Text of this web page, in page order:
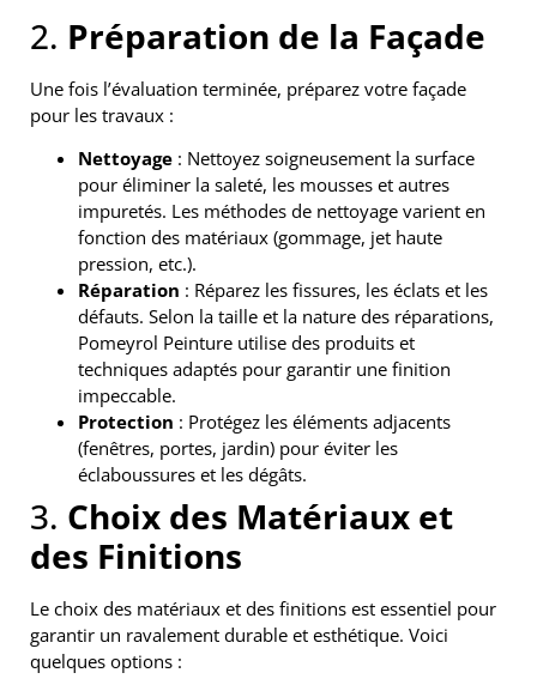
2. Préparation de la Façade
Une fois l’évaluation terminée, préparez votre façade
pour les travaux :
Nettoyage : Nettoyez soigneusement la surface
pour éliminer la saleté, les mousses et autres
impuretés. Les méthodes de nettoyage varient en
fonction des matériaux (gommage, jet haute
pression, etc.).
Réparation : Réparez les fissures, les éclats et les
défauts. Selon la taille et la nature des réparations,
Pomeyrol Peinture utilise des produits et
techniques adaptés pour garantir une finition
impeccable.
Protection : Protégez les éléments adjacents
(fenêtres, portes, jardin) pour éviter les
éclaboussures et les dégâts.
3. Choix des Matériaux et
des Finitions
Le choix des matériaux et des finitions est essentiel pour
garantir un ravalement durable et esthétique. Voici
quelques options :